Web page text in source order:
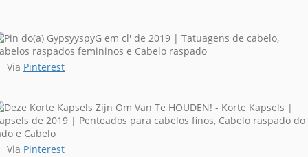
Via Pinterest
Via Pinterest